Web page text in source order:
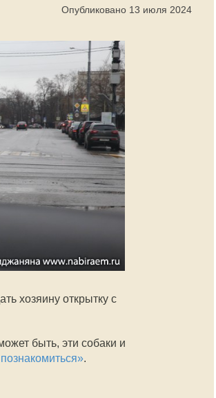
Опубликовано 13 июля 2024
хозяину открытку с
быть, эти собаки и
.